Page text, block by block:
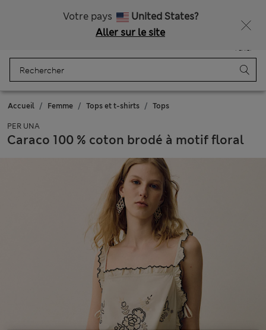
Votre pays
United States?
Aller sur le site
Panier
Accueil Femme Tops et t-shirts Tops
PER UNA
Caraco 100 % coton brodé à motif floral